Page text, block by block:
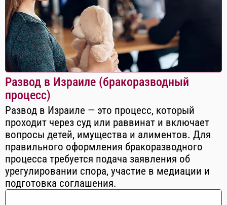
Развод в Израиле (бракоразводный
процесс)
Развод в Израиле — это процесс, который
проходит через суд или раввинат и включает
вопросы детей, имущества и алиментов. Для
правильного оформления бракоразводного
процесса требуется подача заявления об
урегулировании спора, участие в медиации и
подготовка соглашения.